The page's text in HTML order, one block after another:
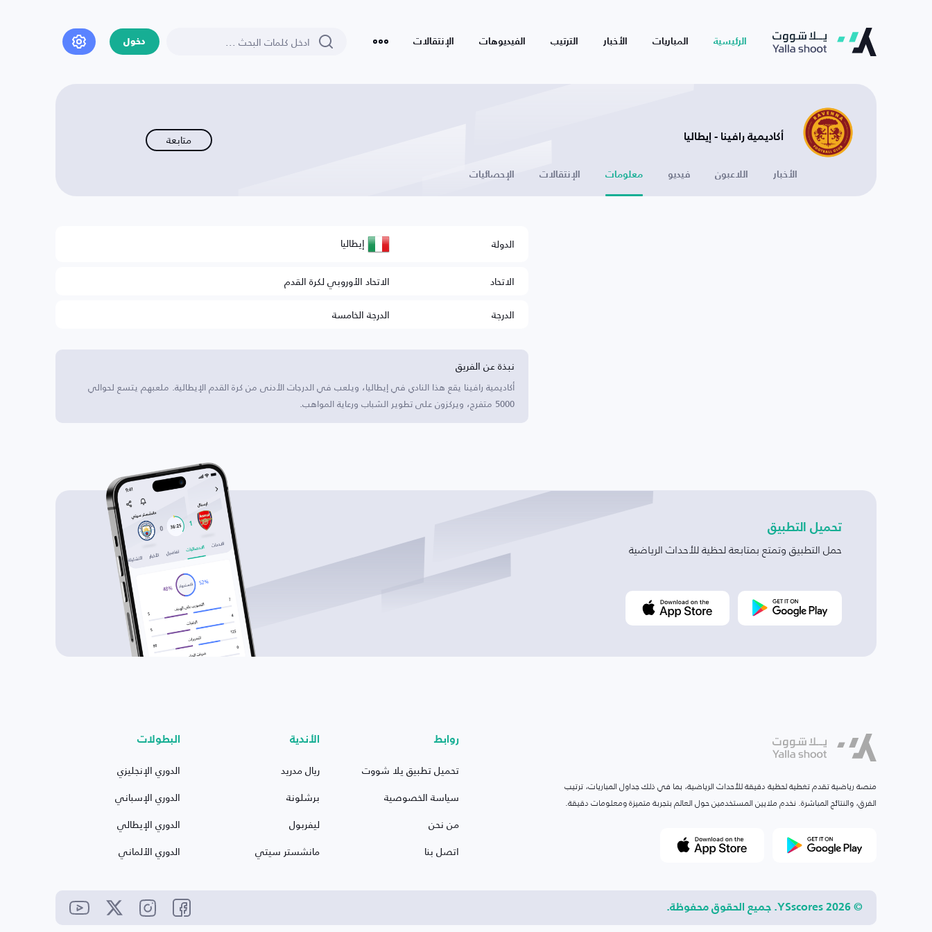
الرئيسية المباريات الأخبار الترتيب الفيديوهات الإنتقالات دخول
أكاديمية رافينا - إيطاليا متابعة
الأخبار اللاعبون فيديو معلومات الإنتقالات الإحصائيات
الدولة إيطاليا
الاتحاد
الاتحاد الأوروبي لكرة القدم
الدرجة
الدرجة الخامسة
نبذة عن الفريق
أكاديمية رافينا يقع هذا النادي في إيطاليا، ويلعب في الدرجات الأدنى من كرة القدم الإيطالية. ملعبهم يتسع لحوالي
5000 متفرج، ويركزون على تطوير الشباب ورعاية المواهب.
تحميل التطبيق
حمل التطبيق وتمتع بمتابعة لحظية للأحداث الرياضية
منصة رياضية تقدم تغطية لحظية دقيقة للأحداث الرياضية، بما في ذلك جداول المباريات، ترتيب
الفرق، والنتائج المباشرة. نخدم ملايين المستخدمين حول العالم بتجربة متميزة ومعلومات دقيقة.
روابط
تحميل تطبيق يلا شووت
سياسة الخصوصية
من نحن
اتصل بنا
الأندية
ريال مدريد
برشلونة
ليفربول
مانشستر سيتي
البطولات
الدوري الإنجليزي
الدوري الإسباني
الدوري الإيطالي
الدوري الألماني
© 2026 YSscores. جميع الحقوق محفوظة.